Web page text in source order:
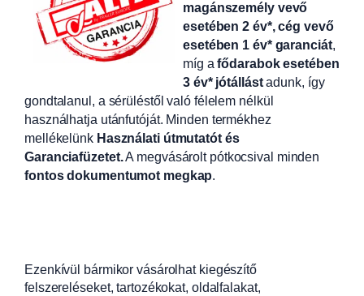
magánszemély vevő
esetében 2 év*, cég vevő
esetében 1 év* garanciát,
míg afődarabok esetében
3 év* jótállástadunk, így
gondtalanul, a sérüléstől való félelem nélkül
használhatja utánfutóját. Minden termékhez
mellékelünk Használati útmutatót és
Garanciafüzetet.A megvásárolt pótkocsival minden
fontos dokumentumot megkap.
Ezenkívül bármikor vásárolhat kiegészítő
felszereléseket, tartozékokat, oldalfalakat,